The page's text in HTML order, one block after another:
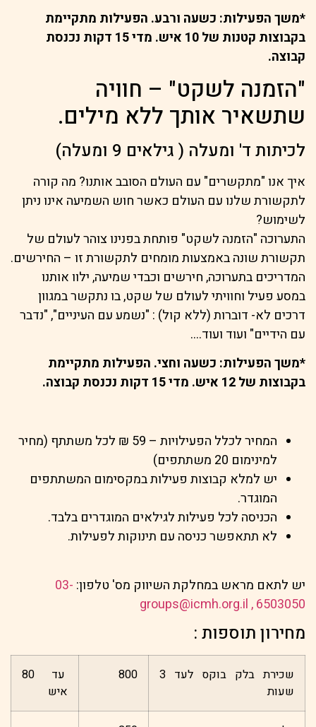
*משך הפעילות: כשעה ורבע. הפעילות מתקיימת
בקבוצות קטנות של 10 איש. מדי 15 דקות נכנסת
קבוצה.
"הזמנה לשקט" – חוויה
שתשאיר אותך ללא מילים.
לכיתות ד' ומעלה ( גילאים 9 ומעלה)
איך אנו "מתקשרים" עם העולם הסובב אותנו? מה קורה
לתקשורת שלנו עם העולם כאשר חוש השמיעה אינו ניתן
לשימוש?
התערוכה "הזמנה לשקט" פותחת בפנינו צוהר לעולם של
תקשורת שונה באמצעות מומחים לתקשורת זו – החירשים.
המדריכים בתערוכה, חירשים וכבדי שמיעה, ילוו אותנו
במסע פעיל וחוויתי לעולם של שקט, בו נתקשר במגוון
דרכים לא- דוברות (ללא קול) : "נשמע עם העיניים", "נדבר
עם הידיים" ועוד ועוד….
*משך הפעילות: כשעה וחצי. הפעילות מתקיימת
בקבוצות של 12 איש. מדי 15 דקות נכנסת קבוצה.
המחיר לכלל הפעילויות – 59 ₪ לכל משתתף (מחיר
למינימום 20 משתתפים)
יש למלא קבוצות פעילות במקסימום המשתתפים
המוגדר.
הכניסה לכל פעילות לגילאים המוגדרים בלבד.
לא תתאפשר כניסה עם תינוקות לפעילות.
יש לתאם מראש במחלקת השיווק מס' טלפון:03-
6503050 ,
groups@icmh.org.il
מחירון תוספות :
שעות
800
עד 80
איש